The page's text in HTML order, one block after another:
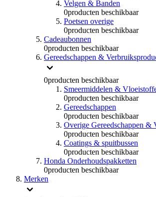
Velgen & Banden
0producten beschikbaar
Poetsen overige
0producten beschikbaar
Cadeaubonnen
0producten beschikbaar
Gereedschappen &
0producten beschikbaar
Smeermiddelen &
0producten beschikbaar
Gereedschappen
0producten beschikbaar
Overige Gereedschappen &
0producten beschikbaar
Coatings & spuitbussen
0producten beschikbaar
Honda Onderhoudspakketten
0producten beschikbaar
Merken